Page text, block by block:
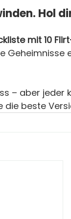
Hol
mit 10
Geheimnisse
– aber jeder
die beste